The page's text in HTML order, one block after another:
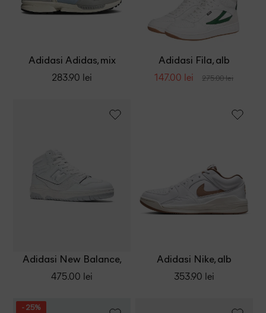
Adidasi Adidas, mix
283.90 lei
Adidasi Fila, alb
147.00 lei 275.00 lei
Adidasi New Balance,
475.00 lei
Adidasi Nike, alb
353.90 lei
- 25%